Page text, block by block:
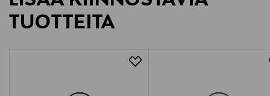
Valmistajan osoite
TUOTTEITA